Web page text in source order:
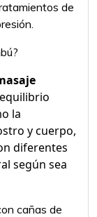
de
la
y cuerpo,
diferentes
según sea
cañas de